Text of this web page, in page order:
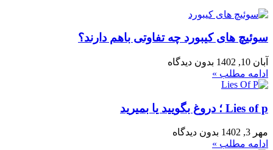
سوئیچ های کیبورد چه تفاوتی باهم دارند؟
آبان 10, 1402
بدون دیدگاه
ادامه مطلب »
Lies of p ؛ دروغ بگویید یا بمیرید
مهر 3, 1402
بدون دیدگاه
ادامه مطلب »